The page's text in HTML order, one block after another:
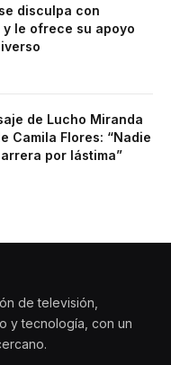
disculpa con
y le ofrece su apoyo
de Lucho Miranda
Camila Flores: “Nadie
por lástima”
de televisión,
y tecnología, con un